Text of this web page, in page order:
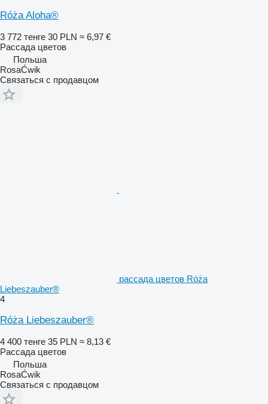
Róża Aloha®
3 772 тенге 30 PLN ≈ 6,97 €
Рассада цветов
Польша
RosaĆwik
Связаться с продавцом
рассада цветов Róża
Liebeszauber®
4
Róża Liebeszauber®
4 400 тенге 35 PLN ≈ 8,13 €
Рассада цветов
Польша
RosaĆwik
Связаться с продавцом